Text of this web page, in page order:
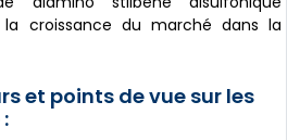
la croissance du marché dans la
et points de vue sur les